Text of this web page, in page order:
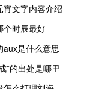
宵文字内容介绍
个时辰最好
aux是什么意思
”的出处是哪里